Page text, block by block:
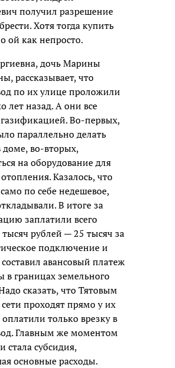
получил разрешение
Хотя тогда купить
ой как непросто.
дочь Марины
рассказывает, что
по их улице проложили
лет назад. А они все
Во-первых,
параллельно делать
доме, во-вторых,
на оборудование для
Казалось, что
по себе недешевое,
В итоге за
заплатили всего
рублей — 25 тысяч за
подключение и
авансовый платеж
в границах земельного
сказать, что Тятовым
проходят прямо у их
только врезку в
Главным же моментом
стала субсидия,
основные расходы.